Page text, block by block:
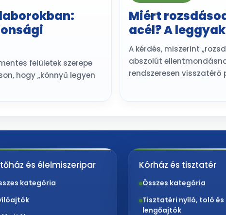
felületek szerepe
hogy „könnyű legyen
Miért
acél? A
A kérdés, miszerint
abszolút
rendszeresen visszatérő
és élelmiszeripar
kategória
Kórház és tisztatér
Összes kategória
Tisztatéri nyíló, toló és
lengőajtók